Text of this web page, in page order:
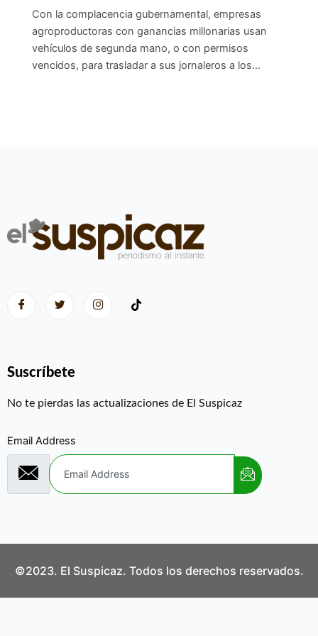
Con la complacencia gubernamental, empresas
agroproductoras con ganancias millonarias usan
vehículos de segunda mano, o con permisos
vencidos, para trasladar a sus jornaleros a los…
Suscríbete
No te pierdas las actualizaciones de El Suspicaz
Email Address
©2023. El Suspicaz. Todos los derechos reservados.